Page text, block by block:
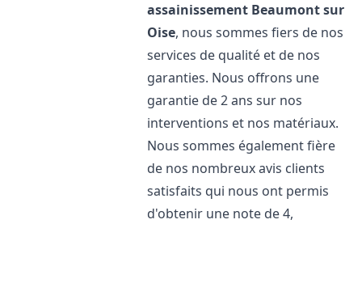
assainissement Beaumont sur
Oise, nous sommes fiers de nos
services de qualité et de nos
garanties. Nous offrons une
garantie de 2 ans sur nos
interventions et nos matériaux.
Nous sommes également fière
de nos nombreux avis clients
satisfaits qui nous ont permis
d'obtenir une note de 4,